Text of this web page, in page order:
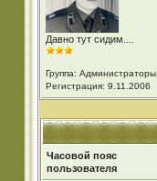
Давно тут сидим....
Группа: Администраторы
Регистрация: 9.11.2006
Часовой пояс
пользователя